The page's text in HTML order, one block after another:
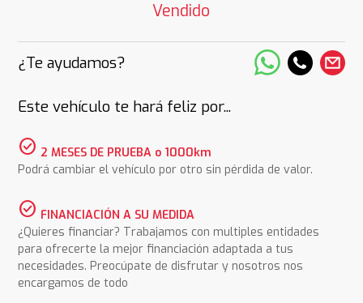
Vendido
¿Te ayudamos?
Este vehículo te hará feliz por...
check_circle 2 MESES DE PRUEBA o 1000km
Podrá cambiar el vehículo por otro sin pérdida de valor.
check_circle FINANCIACIÓN A SU MEDIDA
¿Quieres financiar? Trabajamos con multiples entidades
para ofrecerte la mejor financiación adaptada a tus
necesidades. Preocúpate de disfrutar y nosotros nos
encargamos de todo